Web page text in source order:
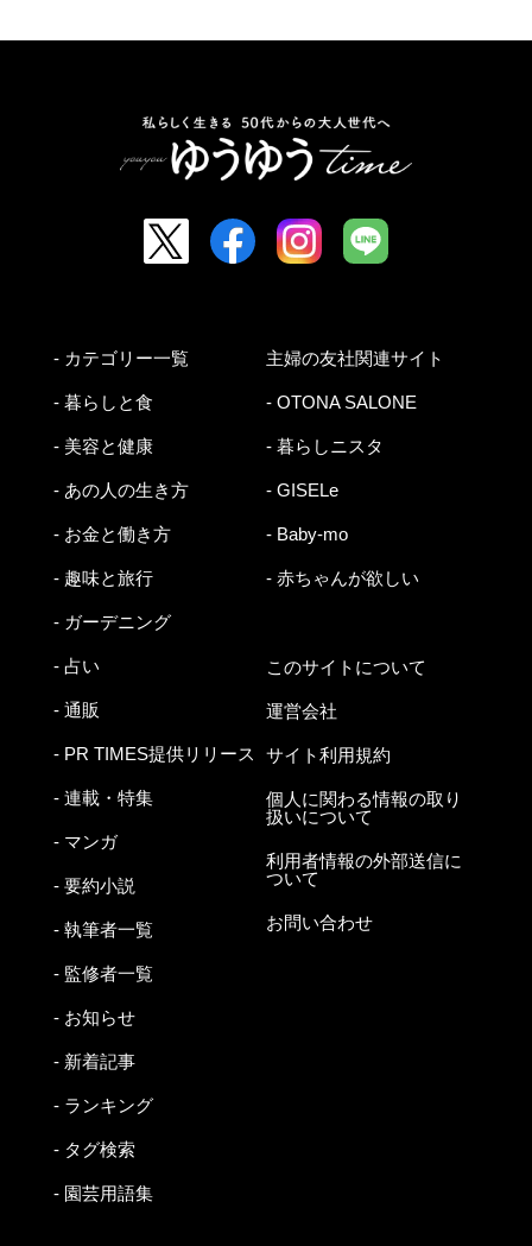
- カテゴリー一覧
- 暮らしと食
- 美容と健康
- あの人の生き方
- お金と働き方
- 趣味と旅行
- ガーデニング
- 占い
- 通販
- PR TIMES提供リリース
- 連載・特集
- マンガ
- 要約小説
- 執筆者一覧
- 監修者一覧
- お知らせ
- 新着記事
- ランキング
- タグ検索
- 園芸用語集
主婦の友社関連サイト
- OTONA SALONE
- 暮らしニスタ
- GISELe
- Baby-mo
- 赤ちゃんが欲しい
このサイトについて
運営会社
サイト利用規約
個人に関わる情報の取り
扱いについて
利用者情報の外部送信に
ついて
お問い合わせ